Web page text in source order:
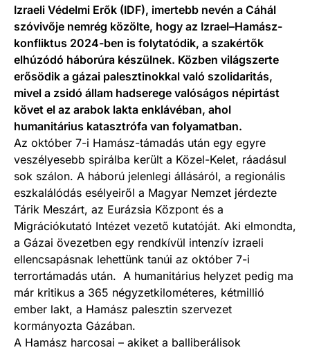
Izraeli Védelmi Erők (IDF), imertebb nevén a Cáhál
szóvivője nemrég közölte, hogy az Izrael–Hamász-
konfliktus 2024-ben is folytatódik, a szakértők
elhúzódó háborúra készülnek. Közben világszerte
erősödik a gázai palesztinokkal való szolidaritás,
mivel a zsidó állam hadserege valóságos népirtást
követ el az arabok lakta enklávéban, ahol
humanitárius katasztrófa van folyamatban.
Az október 7-i Hamász-támadás után egy egyre
veszélyesebb spirálba került a Közel-Kelet, ráadásul
sok szálon. A háború jelenlegi állásáról, a regionális
eszkalálódás esélyeiről a Magyar Nemzet jérdezte
Tárik Meszárt, az Eurázsia Központ és a
Migrációkutató Intézet vezető kutatóját. Aki elmondta,
a Gázai övezetben egy rendkívül intenzív izraeli
ellencsapásnak lehettünk tanúi az október 7-i
terrortámadás után. A humanitárius helyzet pedig ma
már kritikus a 365 négyzetkilométeres, kétmillió
ember lakt, a Hamász palesztin szervezet
kormányozta Gázában.
A Hamász harcosai – akiket a balliberálisok